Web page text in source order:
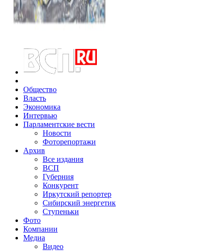
Общество
Власть
Экономика
Интервью
Парламентские вести
Новости
Фоторепортажи
Архив
Все издания
ВСП
Губерния
Конкурент
Иркутский репортер
Сибирский энергетик
Ступеньки
Фото
Компании
Медиа
Видео